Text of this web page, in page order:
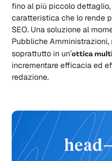
fino al più piccolo dettaglio,
caratteristica che lo rende
SEO. Una soluzione al
Pubbliche
soprattutto in un’ottica
incrementare efficacia ed
redazione.